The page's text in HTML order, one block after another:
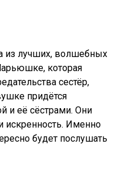
из лучших, волшебных
которая
сестёр,
придётся
и её сёстрами. Они
Именно
будет послушать